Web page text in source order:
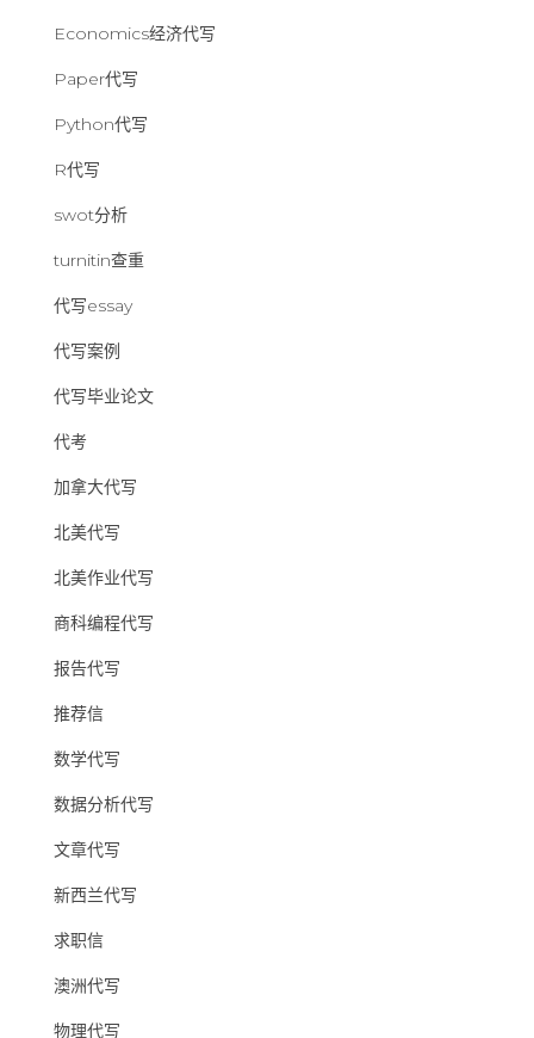
Economics经济代写
Paper代写
Python代写
R代写
swot分析
turnitin查重
代写essay
代写案例
代写毕业论文
代考
加拿大代写
北美代写
北美作业代写
商科编程代写
报告代写
推荐信
数学代写
数据分析代写
文章代写
新西兰代写
求职信
澳洲代写
物理代写